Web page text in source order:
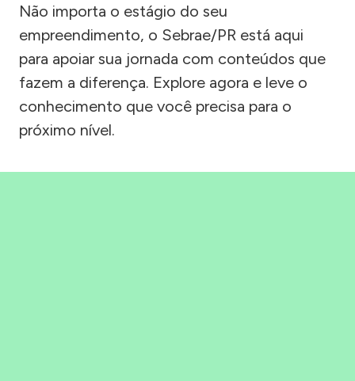
Não importa o estágio do seu
empreendimento, o Sebrae/PR está aqui
para apoiar sua jornada com conteúdos que
fazem a diferença. Explore agora e leve o
conhecimento que você precisa para o
próximo nível.